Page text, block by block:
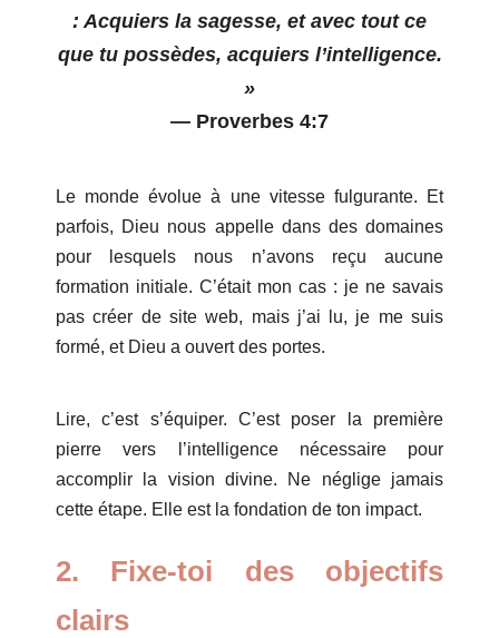
: Acquiers la sagesse, et avec tout ce
que tu possèdes, acquiers l’intelligence.
»
— Proverbes 4:7
Le monde évolue à une vitesse fulgurante. Et
parfois, Dieu nous appelle dans des domaines
pour lesquels nous n’avons reçu aucune
formation initiale. C’était mon cas : je ne savais
pas créer de site web, mais j’ai lu, je me suis
formé, et Dieu a ouvert des portes.
Lire, c’est s’équiper. C’est poser la première
pierre vers l’intelligence nécessaire pour
accomplir la vision divine. Ne néglige jamais
cette étape. Elle est la fondation de ton impact.
2. Fixe-toi des objectifs
clairs